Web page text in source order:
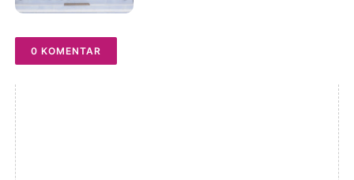
0 KOMENTAR